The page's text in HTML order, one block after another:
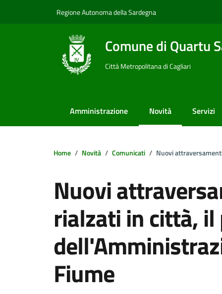
Regione Autonoma della Sardegna
Comune di Quartu
Città Metropolitana di Cagliari
Amministrazione Novità Servizi
Home Novità Comunicati Nuovi
Nuovi
rialzati in città, il
Fiume